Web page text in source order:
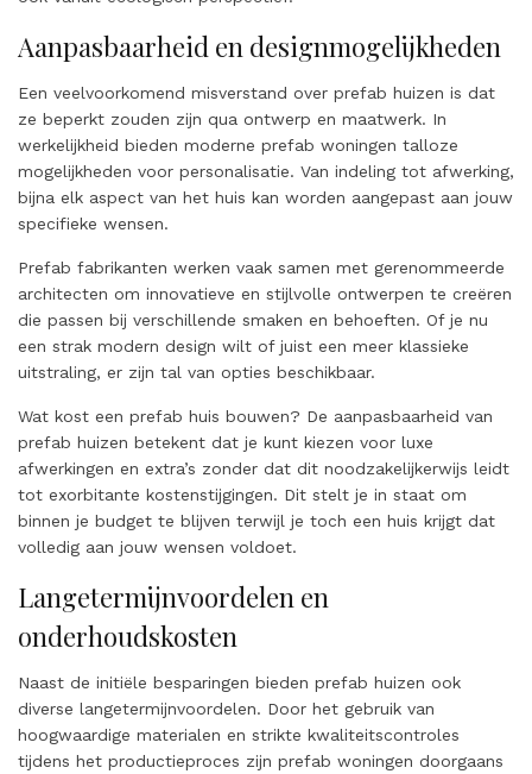
Aanpasbaarheid en designmogelijkheden
Een veelvoorkomend misverstand over prefab huizen is dat
ze beperkt zouden zijn qua ontwerp en maatwerk. In
werkelijkheid bieden moderne prefab woningen talloze
mogelijkheden voor personalisatie. Van indeling tot afwerking,
bijna elk aspect van het huis kan worden aangepast aan jouw
specifieke wensen.
Prefab fabrikanten werken vaak samen met gerenommeerde
architecten om innovatieve en stijlvolle ontwerpen te creëren
die passen bij verschillende smaken en behoeften. Of je nu
een strak modern design wilt of juist een meer klassieke
uitstraling, er zijn tal van opties beschikbaar.
Wat kost een prefab huis bouwen? De aanpasbaarheid van
prefab huizen betekent dat je kunt kiezen voor luxe
afwerkingen en extra’s zonder dat dit noodzakelijkerwijs leidt
tot exorbitante kostenstijgingen. Dit stelt je in staat om
binnen je budget te blijven terwijl je toch een huis krijgt dat
volledig aan jouw wensen voldoet.
Langetermijnvoordelen en
onderhoudskosten
Naast de initiële besparingen bieden prefab huizen ook
diverse langetermijnvoordelen. Door het gebruik van
hoogwaardige materialen en strikte kwaliteitscontroles
tijdens het productieproces zijn prefab woningen doorgaans